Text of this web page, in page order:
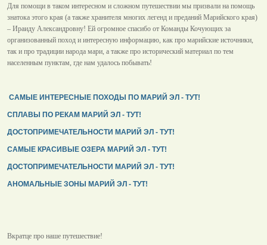
Для помощи в таком интересном и сложном путешествии мы призвали на помощь
знатока этого края (а также хранителя многих легенд и преданий Марийского края)
– Ираиду Александровну! Ей огромное спасибо от Команды Кочующих за
организованный поход и интересную информацию, как про марийские источники,
так и про традиции народа мари, а также про исторический материал по тем
населенным пунктам, где нам удалось побывать!
САМЫЕ ИНТЕРЕСНЫЕ ПОХОДЫ ПО МАРИЙ ЭЛ - ТУТ!
СПЛАВЫ ПО РЕКАМ МАРИЙ ЭЛ - ТУТ!
ДОСТОПРИМЕЧАТЕЛЬНОСТИ МАРИЙ ЭЛ - ТУТ!
САМЫЕ КРАСИВЫЕ ОЗЕРА МАРИЙ ЭЛ - ТУТ!
ДОСТОПРИМЕЧАТЕЛЬНОСТИ МАРИЙ ЭЛ - ТУТ!
АНОМАЛЬНЫЕ ЗОНЫ МАРИЙ ЭЛ - ТУТ!
Вкратце про наше путешествие!